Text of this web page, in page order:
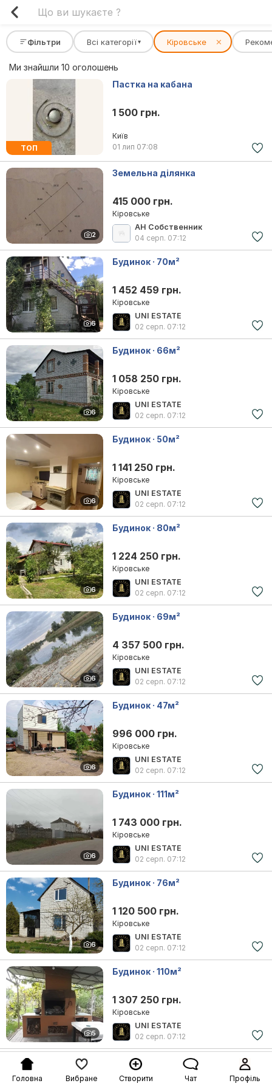
Фільтри Всі категорії ▾ Кіровське ✕
Ми знайшли 10 оголошень
ТОП
Пастка на кабана
1 500 грн.
Київ
01 лип 07:08
2
Земельна ділянка
415 000 грн.
Кіровське
АН Собственник
04 серп. 07:12
6
Будинок · 70м²
1 452 459 грн.
Кіровське
UNI ESTATE
02 серп. 07:12
6
Будинок · 66м²
1 058 250 грн.
Кіровське
UNI ESTATE
02 серп. 07:12
6
Будинок · 50м²
1 141 250 грн.
Кіровське
UNI ESTATE
02 серп. 07:12
6
Будинок · 80м²
1 224 250 грн.
Кіровське
UNI ESTATE
02 серп. 07:12
6
Будинок · 69м²
4 357 500 грн.
Кіровське
UNI ESTATE
02 серп. 07:12
6
Будинок · 47м²
996 000 грн.
Кіровське
UNI ESTATE
02 серп. 07:12
6
Будинок · 111м²
1 743 000 грн.
Кіровське
UNI ESTATE
02 серп. 07:12
6
Будинок · 76м²
1 120 500 грн.
Кіровське
UNI ESTATE
02 серп. 07:12
5
Будинок · 110м²
1 307 250 грн.
Кіровське
UNI ESTATE
02 серп. 07:12
Головна Вибране Створити Чат Профіль